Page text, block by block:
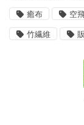
癒布 空
竹繊維